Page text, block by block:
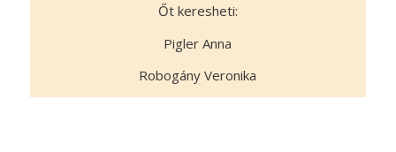
Őt keresheti:
Pigler Anna
Robogány Veronika